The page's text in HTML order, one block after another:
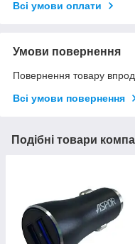
Всі умови оплати
Умови повернення
Повернення товару
Всі умови повернення
Подібні товари